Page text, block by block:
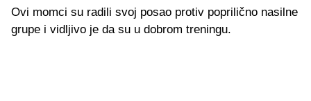
Ovi momci su radili svoj posao protiv poprilično nasilne
grupe i vidljivo je da su u dobrom treningu.